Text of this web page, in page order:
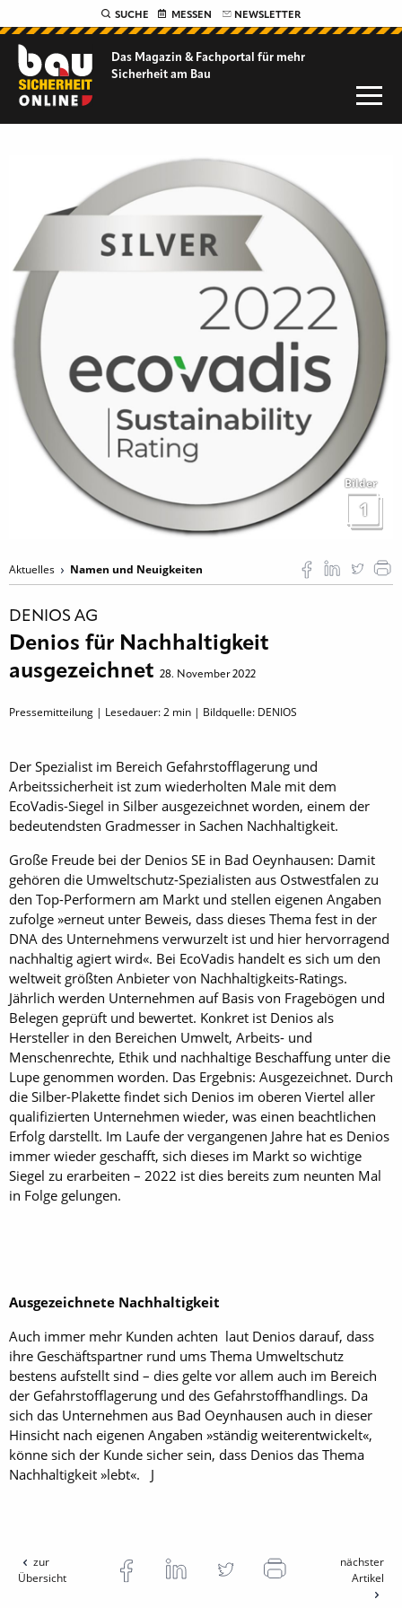
SUCHE MESSEN NEWSLETTER
Das Magazin & Fachportal für mehr
Sicherheit am Bau
Bilder
1
Aktuelles Namen und Neuigkeiten
DENIOS AG
Denios für Nachhaltigkeit
ausgezeichnet 28. November 2022
Pressemitteilung | Lesedauer:2 min | Bildquelle: DENIOS
Der Spezialist im Bereich Gefahrstofflagerung und
Arbeitssicherheit ist zum wiederholten Male mit dem
EcoVadis-Siegel in Silber ausgezeichnet worden, einem der
bedeutendsten Gradmesser in Sachen Nachhaltigkeit.
Große Freude bei der Denios SE in Bad Oeynhausen: Damit
gehören die Umweltschutz-Spezialisten aus Ostwestfalen zu
den Top-Performern am Markt und stellen eigenen Angaben
zufolge »erneut unter Beweis, dass dieses Thema fest in der
DNA des Unternehmens verwurzelt ist und hier hervorragend
nachhaltig agiert wird«. Bei EcoVadis handelt es sich um den
weltweit größten Anbieter von Nachhaltigkeits-Ratings.
Jährlich werden Unternehmen auf Basis von Fragebögen und
Belegen geprüft und bewertet. Konkret ist Denios als
Hersteller in den Bereichen Umwelt, Arbeits- und
Menschenrechte, Ethik und nachhaltige Beschaffung unter die
Lupe genommen worden. Das Ergebnis: Ausgezeichnet. Durch
die Silber-Plakette findet sich Denios im oberen Viertel aller
qualifizierten Unternehmen wieder, was einen beachtlichen
Erfolg darstellt. Im Laufe der vergangenen Jahre hat es Denios
immer wieder geschafft, sich dieses im Markt so wichtige
Siegel zu erarbeiten – 2022 ist dies bereits zum neunten Mal
in Folge gelungen.
Ausgezeichnete Nachhaltigkeit
Auch immer mehr Kunden achten laut Denios darauf, dass
ihre Geschäftspartner rund ums Thema Umweltschutz
bestens aufstellt sind – dies gelte vor allem auch im Bereich
der Gefahrstofflagerung und des Gefahrstoffhandlings. Da
sich das Unternehmen aus Bad Oeynhausen auch in dieser
Hinsicht nach eigenen Angaben »ständig weiterentwickelt«,
könne sich der Kunde sicher sein, dass Denios das Thema
Nachhaltigkeit »lebt«. J
zur
Übersicht
nächster
Artikel